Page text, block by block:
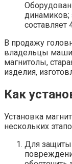
динамиков;
составляет
В продажу
владельцы
магнитолы,
изделия,
Как
Установка
нескольких
Для защиты